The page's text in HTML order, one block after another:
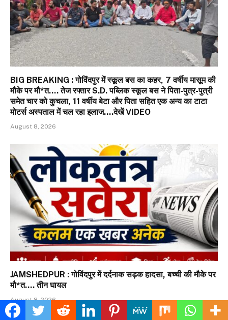
BIG BREAKING : गोविंदपुर में स्कूल बस का कहर, 7 वर्षीय मासूम की
मौके पर मौ*त…. तेज रफ्तार S.D. पब्लिक स्कूल बस ने पिता-पुत्र-पुत्री
समेत चार को कुचला, 11 वर्षीय बेटा और पिता सहित एक अन्य का टाटा
मोटर्स अस्पताल में चल रहा इलाज….देखें VIDEO
August 8, 2026
JAMSHEDPUR : गोविंदपुर में दर्दनाक सड़क हादसा, बच्ची की मौके पर
मौ*त…. तीन घायल
August 8, 2026